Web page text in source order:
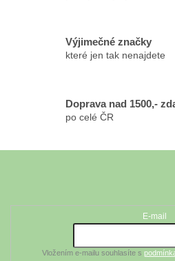
Výjimečné značky
které jen tak nenajdete
Doprava nad 1500,-
po celé ČR
E-mail
Vložením e-mailu souhlasíte s